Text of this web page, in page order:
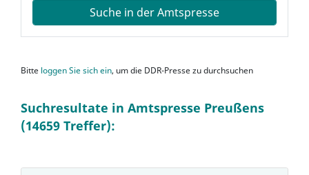
Suche in der Amtspresse
Bitte loggen Sie sich ein, um die DDR-Presse zu durchsuchen
Suchresultate in Amtspresse Preußens
(14659 Treffer):